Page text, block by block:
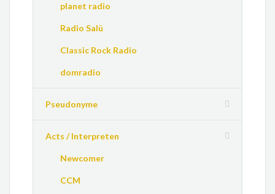
planet radio
Radio Salü
Classic Rock Radio
domradio
Pseudonyme
Acts / Interpreten
Newcomer
CCM